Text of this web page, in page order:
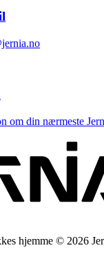
om din nærmeste
hjemme © 2026